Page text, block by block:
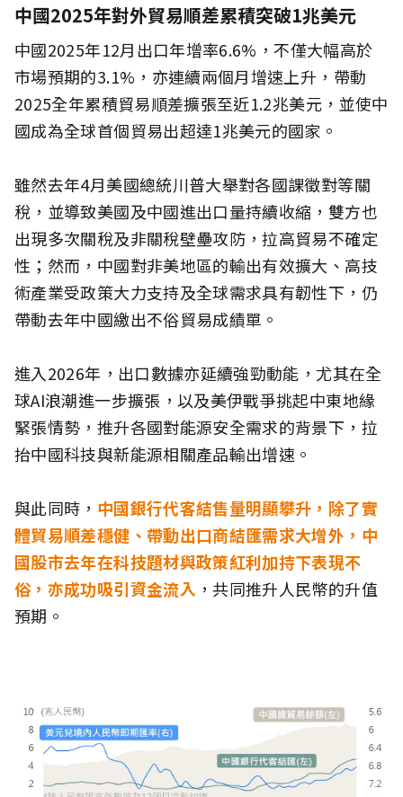
中國2025年對外貿易順差累積突破1兆美元
中國2025年12月出口年增率6.6%，不僅大幅高於
市場預期的3.1%，亦連續兩個月增速上升，帶動
2025全年累積貿易順差擴張至近1.2兆美元，並使中
國成為全球首個貿易出超達1兆美元的國家。
雖然去年4月美國總統川普大舉對各國課徵對等關
稅，並導致美國及中國進出口量持續收縮，雙方也
出現多次關稅及非關稅壁壘攻防，拉高貿易不確定
性；然而，中國對非美地區的輸出有效擴大、高技
術產業受政策大力支持及全球需求具有韌性下，仍
帶動去年中國繳出不俗貿易成績單。
進入2026年，出口數據亦延續強勁動能，尤其在全
球AI浪潮進一步擴張，以及美伊戰爭挑起中東地緣
緊張情勢，推升各國對能源安全需求的背景下，拉
抬中國科技與新能源相關產品輸出增速。
與此同時， 中國銀行代客結售量明顯攀升，除了實
體貿易順差穩健、帶動出口商結匯需求大增外，中
國股市去年在科技題材與政策紅利加持下表現不
俗，亦成功吸引資金流入 ，共同推升人民幣的升值
預期。